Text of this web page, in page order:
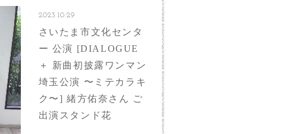
2023.10.29
さいたま市文化センタ
ー 公演 [DIALOGUE
＋ 新曲初披露ワンマン
埼玉公演 〜ミテカラキ
ク〜] 緒方佑奈さん ご
出演スタンド花